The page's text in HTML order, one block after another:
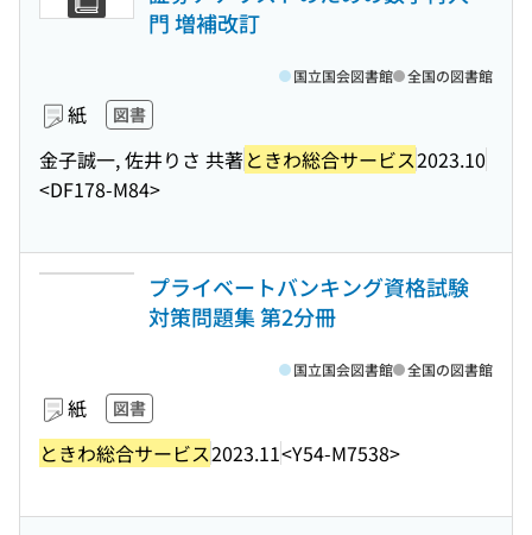
門 増補改訂
紙 図書
金子誠一, 佐井りさ 共著ときわ総合サービス2023.10
<DF178-M84>
国立国会図書館 全国の図書館
プライベートバンキング資格試験
対策問題集 第2分冊
紙 図書
ときわ総合サービス2023.11<Y54-M7538>
国立国会図書館 全国の図書館